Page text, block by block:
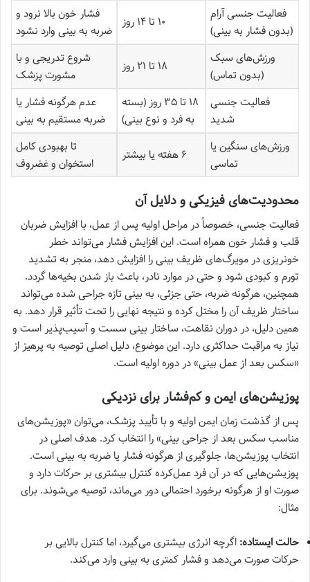
فعالیت جنسی آرام
(بدون فشار به بینی)
۱۰ تا ۱۴ روز
فشار خون بالا نرود و
ضربه به بینی وارد نشود
ورزش‌های سبک
(بدون تماس)
۱۸ تا ۲۱ روز
شروع تدریجی و با
مشورت پزشک
فعالیت جنسی
شدید
۱۸ تا ۳۵ روز (بسته
به فرد و نوع بینی)
عدم هرگونه فشار یا
ضربه مستقیم به بینی
ورزش‌های سنگین یا
تماسی
۶ هفته یا بیشتر
تا بهبودی کامل
استخوان و غضروف
محدودیت‌های فیزیکی و دلایل آن
فعالیت جنسی، خصوصاً در مراحل اولیه پس از عمل، با افزایش ضربان
قلب و فشار خون همراه است. این افزایش فشار می‌تواند خطر
خونریزی در مویرگ‌های ظریف بینی را افزایش دهد، منجر به تشدید
تورم و کبودی شود و حتی در موارد نادر، باعث باز شدن بخیه‌ها گردد.
همچنین، هرگونه ضربه، حتی جزئی، به بینی تازه جراحی شده می‌تواند
ساختار ظریف آن را مختل کرده و نتیجه نهایی را تحت تأثیر قرار دهد. به
همین دلیل، در دوران نقاهت، ساختار بینی سست و آسیب‌پذیر است و
نیاز به مراقبت حداکثری دارد. این موضوع، دلیل اصلی توصیه به پرهیز از
«سکس بعد از عمل بینی» در دوره اولیه است.
پوزیشن‌های ایمن و کم‌فشار برای نزدیکی
پس از گذشت زمان ایمن اولیه و با تأیید پزشک، می‌توان «پوزیشن‌های
مناسب سکس بعد از جراحی بینی» را انتخاب کرد. هدف اصلی در
انتخاب پوزیشن‌ها، جلوگیری از هرگونه فشار یا ضربه به بینی است.
پوزیشن‌هایی که در آن فرد عمل‌کرده کنترل بیشتری بر حرکات دارد و
صورت او از هرگونه برخورد احتمالی دور می‌ماند، توصیه می‌شوند. برای
مثال:
حالت ایستاده: اگرچه انرژی بیشتری می‌گیرد، اما کنترل بالایی بر
حرکات صورت می‌دهد و فشار کمتری به بینی وارد می‌کند.